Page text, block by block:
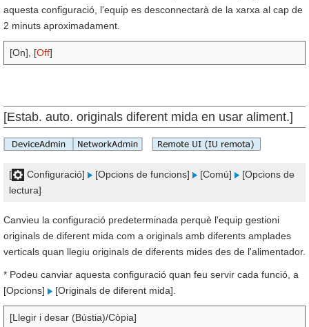
aquesta configuració, l'equip es desconnectarà de la xarxa al cap de
2 minuts aproximadament.
[On], [Off]
[Estab. auto. originals diferent mida en usar aliment.]
[ Configuració] [Opcions de funcions] [Comú]
[Opcions de
lectura]
Canvieu la configuració predeterminada perquè l'equip gestioni
originals de diferent mida com a originals amb diferents amplades
verticals quan llegiu originals de diferents mides des de l'alimentador.
* Podeu canviar aquesta configuració quan feu servir cada funció, a
[Opcions]
[Originals de diferent mida].
[Llegir i desar (Bústia)/Còpia]